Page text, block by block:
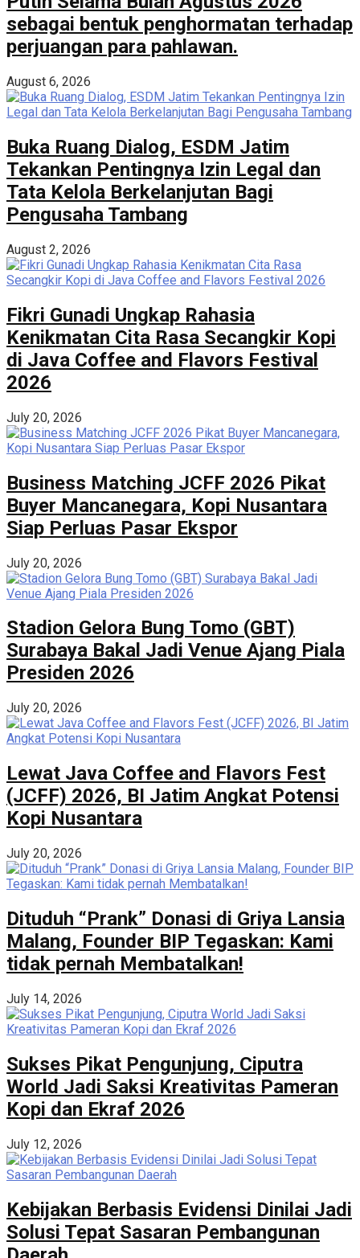
sebagai bentuk penghormatan terhadap
perjuangan para pahlawan.
August 6, 2026
Buka Ruang Dialog, ESDM Jatim
Tekankan Pentingnya Izin Legal dan
Tata Kelola Berkelanjutan Bagi
Pengusaha Tambang
August 2, 2026
Fikri Gunadi Ungkap Rahasia
Kenikmatan Cita Rasa Secangkir Kopi
di Java Coffee and Flavors Festival
2026
July 20, 2026
Business Matching JCFF 2026 Pikat
Buyer Mancanegara, Kopi Nusantara
Siap Perluas Pasar Ekspor
July 20, 2026
Stadion Gelora Bung Tomo (GBT)
Surabaya Bakal Jadi Venue Ajang Piala
Presiden 2026
July 20, 2026
Lewat Java Coffee and Flavors Fest
(JCFF) 2026, BI Jatim Angkat Potensi
Kopi Nusantara
July 20, 2026
Dituduh “Prank” Donasi di Griya Lansia
Malang, Founder BIP Tegaskan: Kami
tidak pernah Membatalkan!
July 14, 2026
Sukses Pikat Pengunjung, Ciputra
World Jadi Saksi Kreativitas Pameran
Kopi dan Ekraf 2026
July 12, 2026
Kebijakan Berbasis Evidensi Dinilai Jadi
Solusi Tepat Sasaran Pembangunan